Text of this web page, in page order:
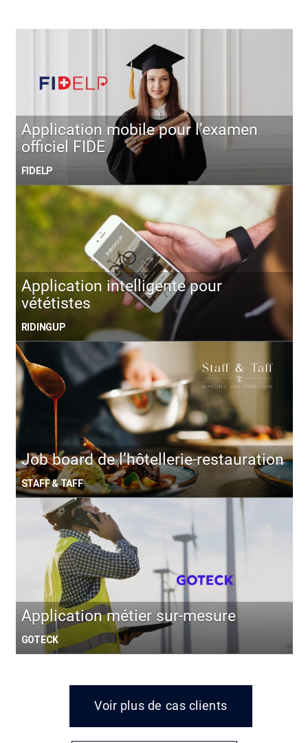
Application mobile pour l’examen
officiel FIDE
FIDELP
Application intelligente pour
vététistes
RIDINGUP
Job board de l’hôtellerie-restauration
STAFF & TAFF
Application métier sur-mesure
GOTECK
Voir plus de cas clients